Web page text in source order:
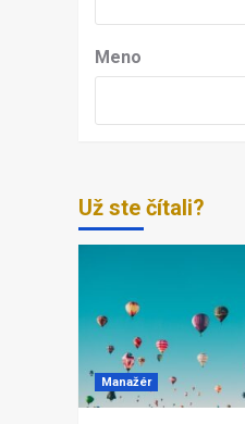
Meno
Už ste čítali?
Manažér